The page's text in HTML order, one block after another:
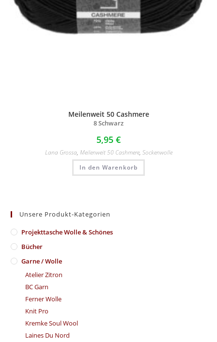
Meilenweit 50 Cashmere
8 Schwarz
5,95 €
Lana Grossa, Meilenweit 50 Cashmere, Sockenwolle
In den Warenkorb
Unsere Produkt-Kategorien
​Projekttasche Wolle & Schönes
Bücher
Garne / Wolle
Atelier Zitron
BC Garn
Ferner Wolle
Knit Pro
Kremke Soul Wool
Laines Du Nord